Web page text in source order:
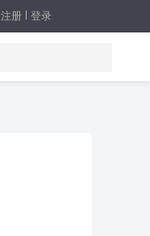
注册 登录